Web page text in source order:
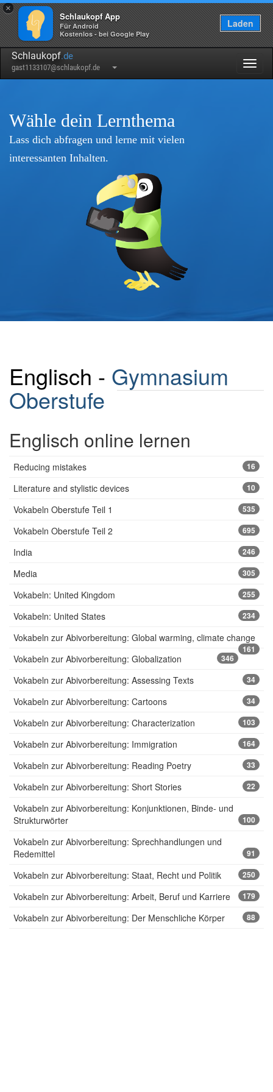
×
Schlaukopf App
Für Android
Kostenlos - bei Google Play
Laden
Schlaukopf.de
gast1133107@schlaukopf.de
Wähle dein Lernthema
Lass dich abfragen und lerne mit vielen
interessanten Inhalten.
Englisch - Gymnasium
Oberstufe
Englisch online lernen
Reducing mistakes 16
Literature and stylistic devices 10
Vokabeln Oberstufe Teil 1 535
Vokabeln Oberstufe Teil 2 695
India 246
Media 305
Vokabeln: United Kingdom 255
Vokabeln: United States 234
Vokabeln zur Abivorbereitung: Global warming, climate change
161
Vokabeln zur Abivorbereitung: Globalization 346
Vokabeln zur Abivorbereitung: Assessing Texts 34
Vokabeln zur Abivorbereitung: Cartoons 34
Vokabeln zur Abivorbereitung: Characterization 103
Vokabeln zur Abivorbereitung: Immigration 164
Vokabeln zur Abivorbereitung: Reading Poetry 33
Vokabeln zur Abivorbereitung: Short Stories 22
Vokabeln zur Abivorbereitung: Konjunktionen, Binde- und
Strukturwörter
100
Vokabeln zur Abivorbereitung: Sprechhandlungen und
Redemittel
91
Vokabeln zur Abivorbereitung: Staat, Recht und Politik 250
Vokabeln zur Abivorbereitung: Arbeit, Beruf und Karriere 179
Vokabeln zur Abivorbereitung: Der Menschliche Körper 88